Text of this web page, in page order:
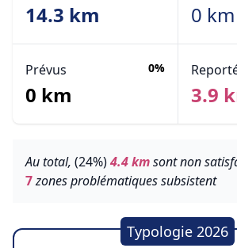
14.3 km 0 km
Prévus 0%
0 km 3.9
Au total, (24%)4.4 kmsont non
7zones problématiques subsistent
Typologie 2026